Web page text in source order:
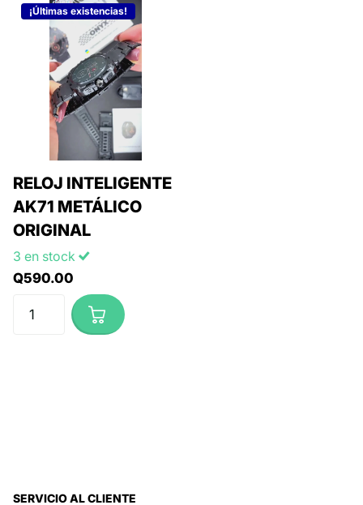
¡Últimas existencias!
RELOJ INTELIGENTE
AK71 METÁLICO
ORIGINAL
3 en stock
Q590.00
SERVICIO AL CLIENTE